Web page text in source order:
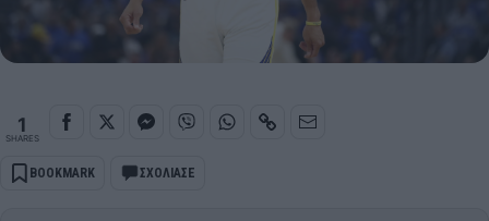
1
SHARES
BOOKMARK ΣΧΟΛΙΑΣΕ